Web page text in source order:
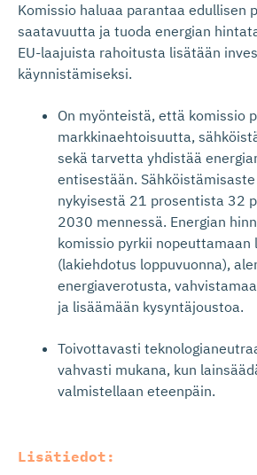
Komissio haluaa parantaa edullisen
saatavuutta ja tuoda energian
EU-laajuista rahoitusta lisätään
käynnistämiseksi.
On myönteistä, että komissio
markkinaehtoisuutta,
sekä tarvetta yhdistää
entisestään.
nykyisestä 21 prosentista 32
2030 mennessä. Energian
komissio pyrkii nopeuttamaan
(lakiehdotus loppuvuonna),
energiaverotusta,
ja lisäämään kysyntäjoustoa.
Toivottavasti
vahvasti mukana, kun
valmistellaan eteenpäin.
Lisätiedot: